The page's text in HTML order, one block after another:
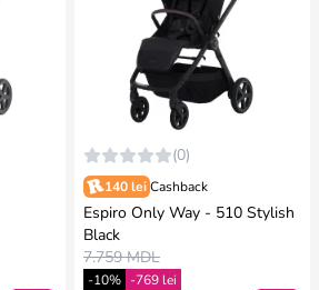
(0)
140 lei Cashback
Espiro Only Way - 510 Stylish
Black
7.759 MDL
-10% -769 lei